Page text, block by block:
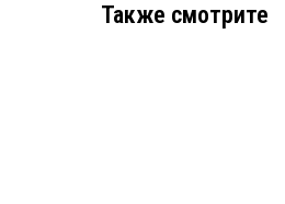
Также смотрите